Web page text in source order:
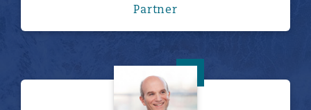
Partner
Jim Taylor